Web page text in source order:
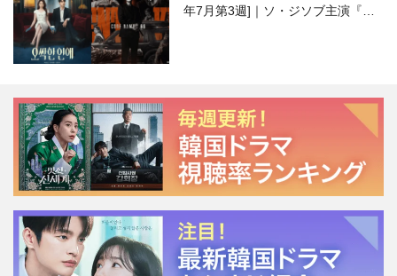
年7月第3週]｜ソ・ジソブ主演『エ